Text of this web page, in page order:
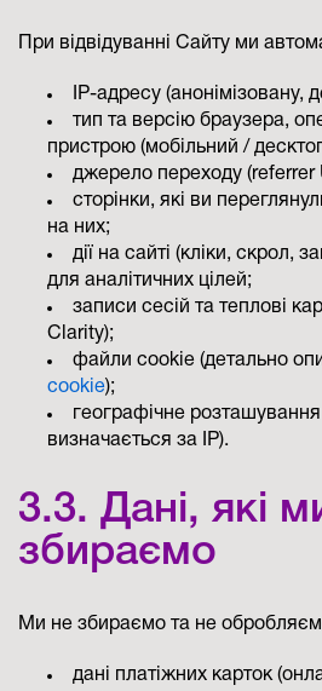
При відвідуванні Сайту ми
IP-адресу (анонімізовану,
тип та версію браузера,
пристрою (мобільний /
джерело переходу (referrer
сторінки, які ви
на них;
дії на сайті (кліки,
для аналітичних цілей;
записи сесій та теплові
Clarity);
файли cookie (детально
cookie);
географічне розташування
визначається за IP).
3.3. Дані, які
збираємо
Ми не збираємо та не
дані платіжних карток